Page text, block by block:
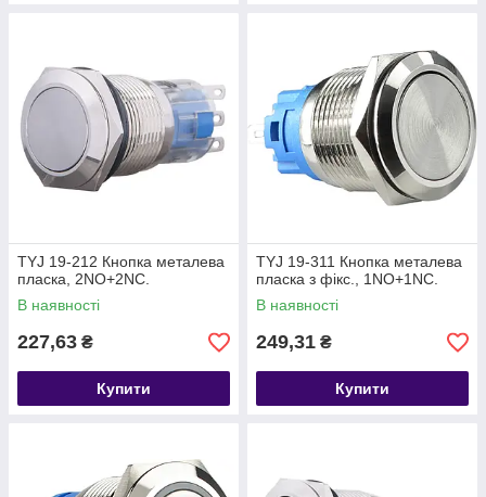
TYJ 19-212 Кнопка металева
пласка, 2NO+2NC.
В наявності
227,63 ₴
Купити
TYJ 19-311 Кнопка металева
пласка з фікс., 1NO+1NC.
В наявності
249,31 ₴
Купити